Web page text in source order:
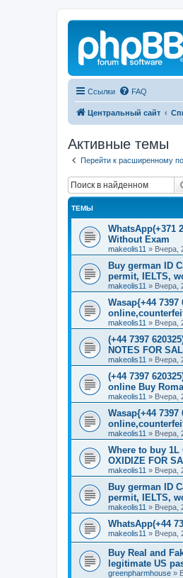
Ссылки FAQ
Центральный сайт
Активные темы
Перейти к расширенному
ТЕМЫ
WhatsApp(+371
Without Exam
makeolis11 » Вчера,
Buy german ID
permit, IELTS,
makeolis11 » Вчера,
Wasap{+44
makeolis11 » Вчера,
(+44 7397
NOTES FOR
makeolis11 » Вчера,
(+44 7397
online Buy
makeolis11 » Вчера,
Wasap{+44
makeolis11 » Вчера,
Where to buy 1L
OXIDIZE FOR
makeolis11 » Вчера,
Buy german ID
permit, IELTS,
makeolis11 » Вчера,
WhatsApp(+44
makeolis11 » Вчера,
Buy Real and
legitimate US
greenpharmhouse »